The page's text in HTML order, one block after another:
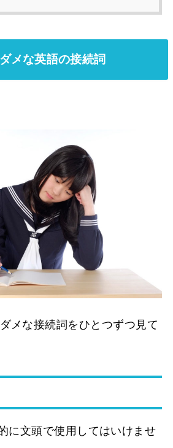
メな英語の接続詞
メな接続詞をひとつずつ見て
に文頭で使用してはいけませ